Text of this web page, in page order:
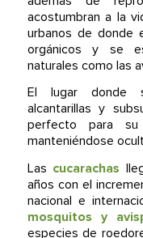
acostumbran a la
urbanos de donde
orgánicos y se
naturales como las
El lugar donde
alcantarillas y
perfecto para su
manteniéndose
Las cucarachas
años con el
nacional e
mosquitos y
especies de